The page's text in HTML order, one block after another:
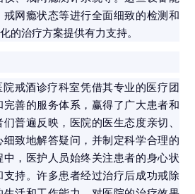
网瘾状态等进行全面细致的检测和
的治疗方案提供有力支持。
戒酒诊疗科室凭借其专业的医疗团
善的服务体系，赢得了广大患者和
普遍反映，医院的医生态度亲切、
致地解答疑问，并制定科学合理的
，医护人员始终关注患者的身心状
持。许多患者经过治疗后成功戒除